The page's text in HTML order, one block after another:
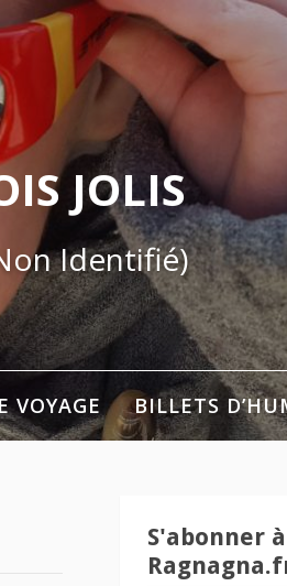
JOLIS
Identifié)
VOYAGE BILLETS
S'abonner à